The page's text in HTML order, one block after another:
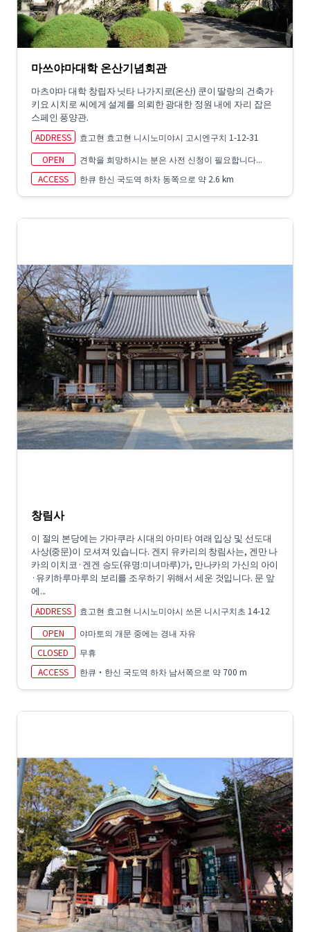
마쓰야마대학 온산기념회관
마츠야마 대학 창립자 닛타 나가지로(온산) 쿤이 딸랑의 건축가
키요 시치로 씨에게 설계를 의뢰한 광대한 정원 내에 자리 잡은
스페인 풍양관.
ADDRESS
효고현 효고현 니시노미야시 고시엔구치 1-12-31
OPEN
견학을 희망하시는 분은 사전 신청이 필요합니다...
ACCESS
한큐 한신 국도역 하차 동쪽으로 약 2.6 km
창림사
이 절의 본당에는 가마쿠라 시대의 아미타 여래 입상 및 선도대
사상(중문)이 모셔져 있습니다. 겐지 유카리의 창림사는, 겐만 나
카의 이치코·겐겐 승도(유명:미녀마루)가, 만나카의 가신의 아이
·유키하루마루의 보리를 조우하기 위해서 세운 것입니다. 문 앞
에...
ADDRESS
효고현 효고현 니시노미야시 쓰몬 니시구치초 14-12
OPEN
야마토의 개문 중에는 경내 자유
CLOSED
무휴
ACCESS
한큐・한신 국도역 하차 남서쪽으로 약 700 m